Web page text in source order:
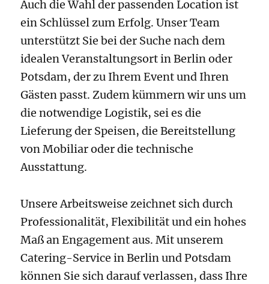
Auch die Wahl der passenden Location ist
ein Schlüssel zum Erfolg. Unser Team
unterstützt Sie bei der Suche nach dem
idealen Veranstaltungsort in Berlin oder
Potsdam, der zu Ihrem Event und Ihren
Gästen passt. Zudem kümmern wir uns um
die notwendige Logistik, sei es die
Lieferung der Speisen, die Bereitstellung
von Mobiliar oder die technische
Ausstattung.
Unsere Arbeitsweise zeichnet sich durch
Professionalität, Flexibilität und ein hohes
Maß an Engagement aus. Mit unserem
Catering-Service in Berlin und Potsdam
können Sie sich darauf verlassen, dass Ihre